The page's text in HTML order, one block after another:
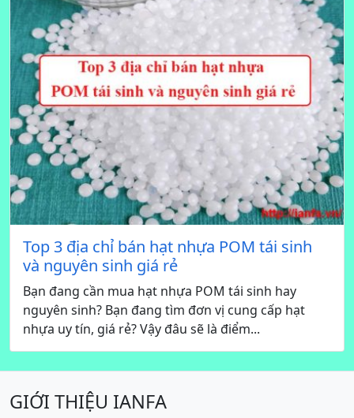
Top 3 địa chỉ bán hạt nhựa POM tái sinh
và nguyên sinh giá rẻ
Bạn đang cần mua hạt nhựa POM tái sinh hay
nguyên sinh? Bạn đang tìm đơn vị cung cấp hạt
nhựa uy tín, giá rẻ? Vậy đâu sẽ là điểm...
GIỚI THIỆU IANFA